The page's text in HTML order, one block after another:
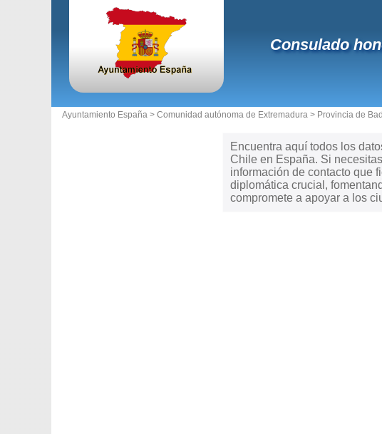
Consulado
Ayuntamiento España > Comunidad autónoma de Extremadura > Provincia de
Encuentra aquí todos los
Chile en España. Si
información de contacto que
diplomática crucial,
compromete a apoyar a los